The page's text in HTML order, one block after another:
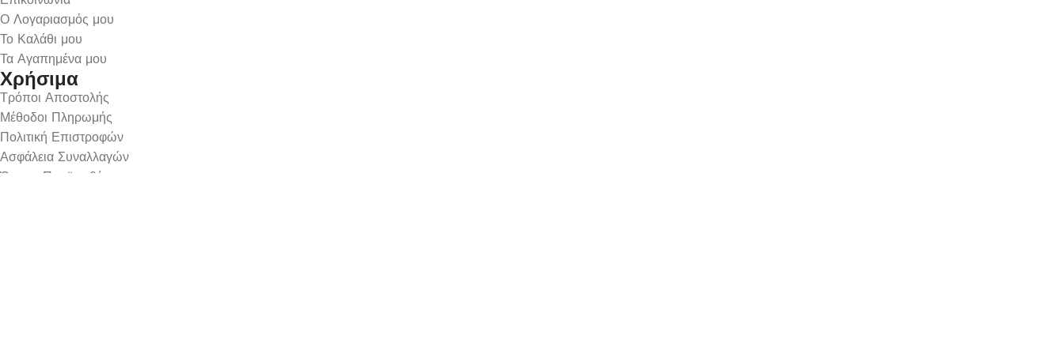
Ο Λογαριασμός μου
Το Καλάθι μου
Τα Αγαπημένα μου
Χρήσιμα
Τρόποι Αποστολής
Μέθοδοι Πληρωμής
Πολιτική Επιστροφών
Ασφάλεια Συναλλαγών
Όροι & Προϋποθέσεις